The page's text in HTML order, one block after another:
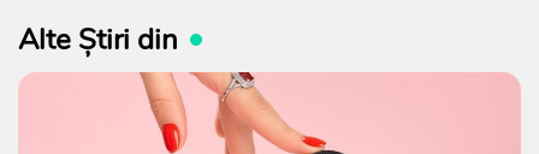
Alte Știri din